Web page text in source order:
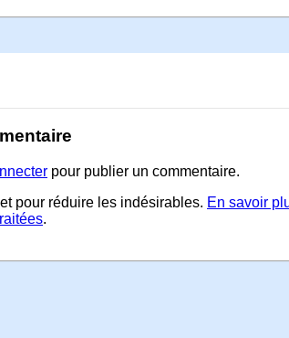
pour publier un commentaire.
pour réduire les indésirables. En savoir
.